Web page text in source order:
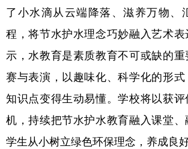
了小水滴从云端降落、滋养万物、
程，将节水护水理念巧妙融入艺术表
示，水教育是素质教育不可或缺的
赛与表演，以趣味化、科学化的形式
知识点变得生动易懂。学校将以获评
机，持续把节水护水教育融入课堂、
学生从小树立绿色环保理念，养成良